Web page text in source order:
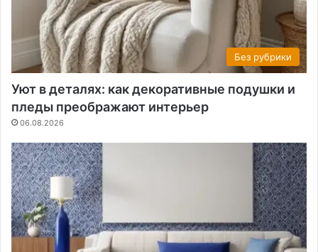
Без рубрики
Уют в деталях: как декоративные подушки и
пледы преображают интерьер
06.08.2026